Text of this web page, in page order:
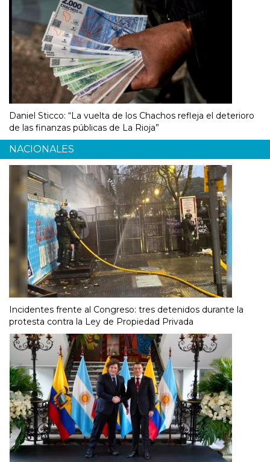
Daniel Sticco: “La vuelta de los Chachos refleja el deterioro
de las finanzas públicas de La Rioja”
NACIONALES
Incidentes frente al Congreso: tres detenidos durante la
protesta contra la Ley de Propiedad Privada